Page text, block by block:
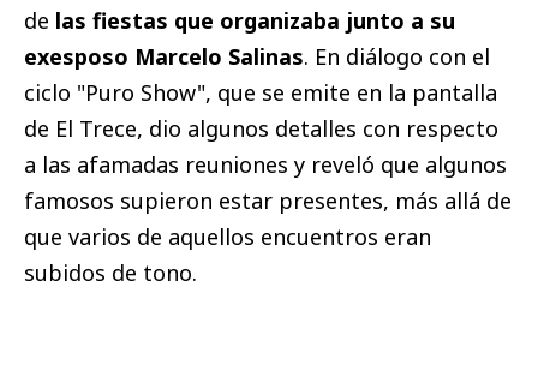
de las fiestas que organizaba junto a su
exesposo Marcelo Salinas. En diálogo con el
ciclo "Puro Show", que se emite en la pantalla
de El Trece, dio algunos detalles con respecto
a las afamadas reuniones y reveló que algunos
famosos supieron estar presentes, más allá de
que varios de aquellos encuentros eran
subidos de tono.